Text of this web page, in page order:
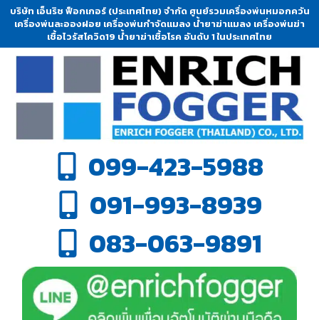
บริษัท เอ็นริช ฟ็อกเกอร์ (ประเทศไทย) จำกัด ศูนย์รวมเครื่องพ่นหมอกควัน
เครื่องพ่นละอองฝอย เครื่องพ่นกำจัดแมลง น้ำยาฆ่าแมลง เครื่องพ่นฆ่า
เชื้อไวรัสโควิด19 น้ำยาฆ่าเชื้อโรค อันดับ 1 ในประเทศไทย
099-423-5988
091-993-8939
083-063-9891